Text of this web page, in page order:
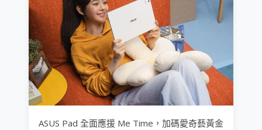
ASUS Pad 全面應援 Me Time，加碼愛奇藝黃金